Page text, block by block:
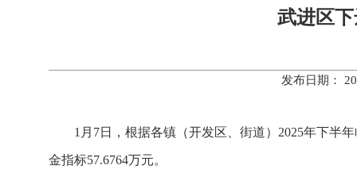
武进区
发布日期：
1月7日，根据各镇（开发区、街道）2025年下半
金指标57.6764万元。